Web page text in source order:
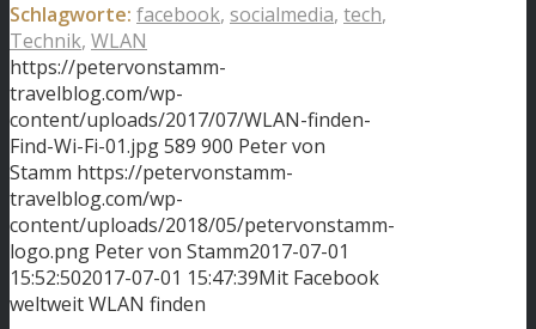
Schlagworte: facebook, socialmedia, tech,
Technik, WLAN
https://petervonstamm-
travelblog.com/wp-
content/uploads/2017/07/WLAN-finden-
Find-Wi-Fi-01.jpg589 900 Peter von
Stamm https://petervonstamm-
travelblog.com/wp-
content/uploads/2018/05/petervonstamm-
logo.png Peter von Stamm2017-07-01
15:52:502017-07-01 15:47:39Mit Facebook
weltweit WLAN finden